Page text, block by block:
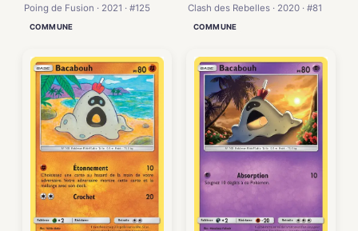
Poing de Fusion · 2021 · #125
COMMUNE
Clash des Rebelles · 2020 · #81
COMMUNE